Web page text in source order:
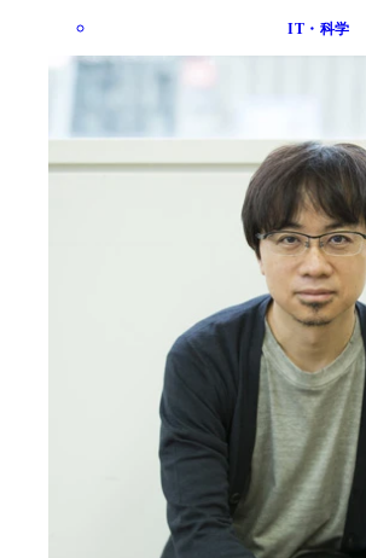
IT・科学